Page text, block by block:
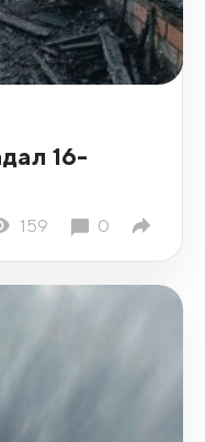
16-
159 0